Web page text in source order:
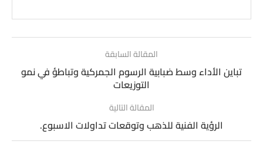
المقالة السابقة
تباين الأداء وسط ضبابية الرسوم الجمركية وتباطؤ في نمو
التوزيعات
المقالة التالية
الرؤية الفنية للذهب وتوقعات تداولات الاسبوع.